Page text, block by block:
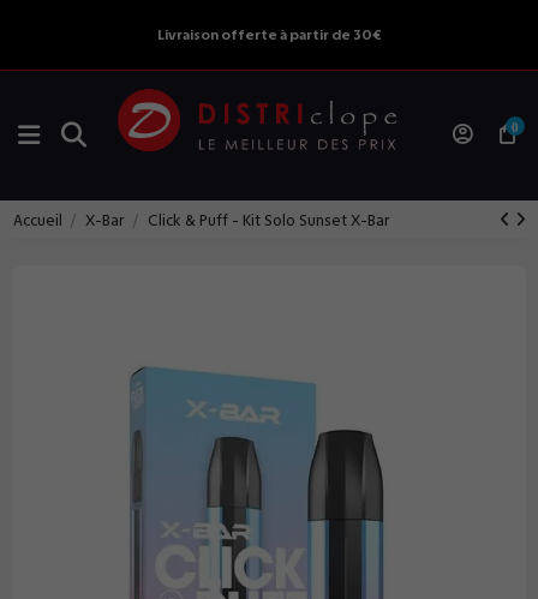
Livraison offerte à partir de 30€
0
Accueil X-Bar Click & Puff - Kit Solo Sunset X-Bar